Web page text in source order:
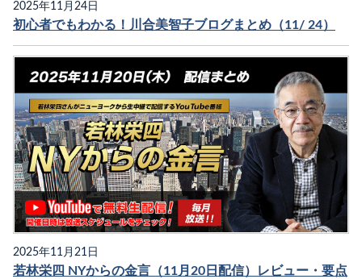
2025年11月24日
初心者でもわかる！川合美智子ブログまとめ（11/ 24）
2025年11月21日
若林栄四 NYからの金言（11月20日配信）レビュー・要点